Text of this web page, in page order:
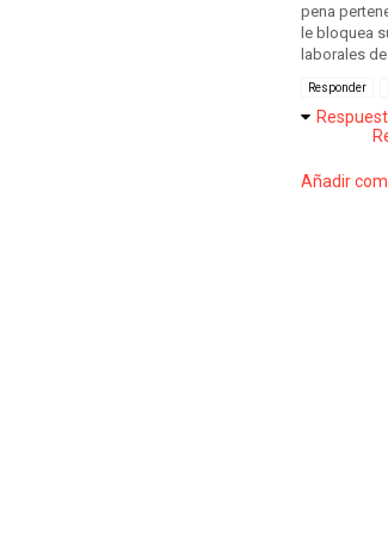
pena
le bloquea
laborales
Responder
Añadir